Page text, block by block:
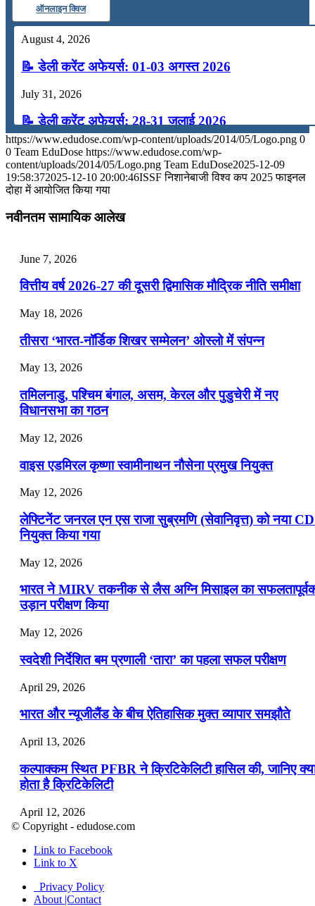
ऑनलाइन क्विज
August 4, 2026
📝 डेली करेंट अफेयर्स: 01-03 अगस्त 2026
July 31, 2026
📝 डेली करेंट अफेयर्स: 28-31 जुलाई 2026
July 28, 2026
📝 डेली करेंट अफेयर्स: 25-27 जुलाई 2026
July 22, 2026
📝 डेली करेंट अफेयर्स: 19-21 जुलाई 2026
July 19, 2026
📝 डेली करेंट अफेयर्स: 16-18 जुलाई 2026
July 16, 2026
📝 डेली करेंट अफेयर्स: 13-15 जुलाई 2026
https://www.edudose.com/wp-content/uploads/2014/05/Logo.png 0
0 Team EduDose https://www.edudose.com/wp-
content/uploads/2014/05/Logo.png Team EduDose2025-12-09
19:58:372025-12-10 20:00:46ISSF निशानेबाजी विश्व कप 2025 फाइनल
दोहा में आयोजित किया गया
नवीनतम सामायिक आलेख
June 7, 2026
वित्तीय वर्ष 2026-27 की दूसरी द्विमासिक मौद्रिक नीति समीक्षा
May 18, 2026
तीसरा ‘भारत-नॉर्डिक शिखर सम्मेलन’ ओस्लो में संपन्न
May 13, 2026
तमिलनाडु, पश्चिम बंगाल, असम, केरल और पुडुचेरी में नए
विधानसभा का गठन
May 12, 2026
वाइस एडमिरल कृष्णा स्वामीनाथन नौसेना प्रमुख नियुक्त
May 12, 2026
लेफ्टिनेंट जनरल एन एस राजा सुब्रमणि (सेवानिवृत्त) को नया
नियुक्त किया गया
May 12, 2026
भारत ने MIRV तकनीक से लैस अग्नि मिसाइल का
उड़ान परीक्षण किया
May 12, 2026
स्वदेशी निर्देशित बम प्रणाली ‘तारा’ का पहला सफल परीक्षण
April 29, 2026
भारत और न्यूजीलैंड के बीच ऐतिहासिक मुक्त व्यापार समझौते
April 13, 2026
कल्पाक्कम स्थित PFBR ने क्रिटिकेलिटी हासिल की, जानिए
होता है क्रिटिकेलिटी
April 12, 2026
April 9, 2026
नासा का आर्टेमिस-2 मिशन: मनुष्य एक बार फिर से चंद्रमा के
© Copyright - edudose.com
Link to Facebook
Link to X
Privacy Policy
About |Contact